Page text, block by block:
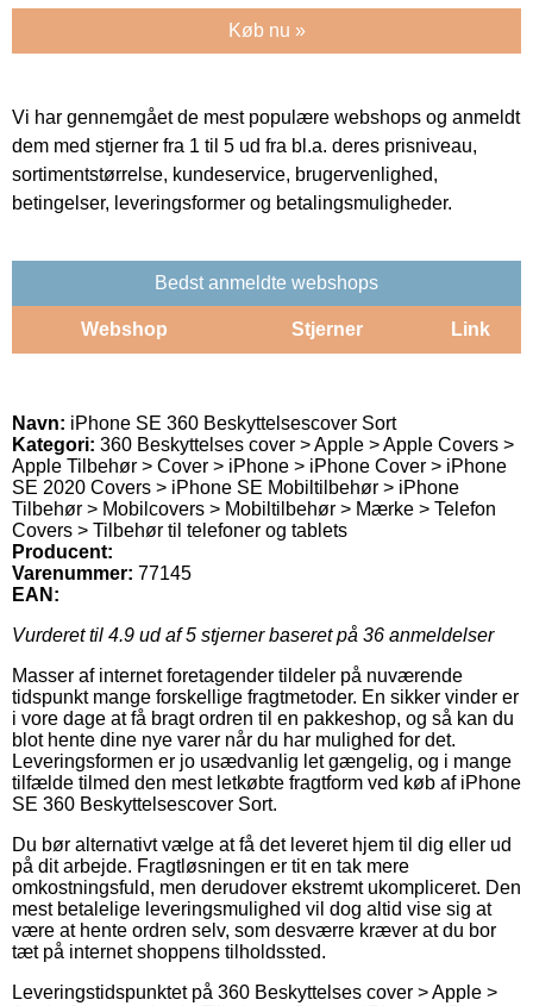
Køb nu »
Vi har gennemgået de mest populære webshops og anmeldt
dem med stjerner fra 1 til 5 ud fra bl.a. deres prisniveau,
sortimentstørrelse, kundeservice, brugervenlighed,
betingelser, leveringsformer og betalingsmuligheder.
Bedst anmeldte webshops
Webshop Stjerner Link
Navn: iPhone SE 360 Beskyttelsescover Sort
Kategori: 360 Beskyttelses cover > Apple > Apple Covers >
Apple Tilbehør > Cover > iPhone > iPhone Cover > iPhone
SE 2020 Covers > iPhone SE Mobiltilbehør > iPhone
Tilbehør > Mobilcovers > Mobiltilbehør > Mærke > Telefon
Covers > Tilbehør til telefoner og tablets
Producent:
Varenummer: 77145
EAN:
Vurderet til 4.9 ud af 5 stjerner baseret på 36 anmeldelser
Masser af internet foretagender tildeler på nuværende
tidspunkt mange forskellige fragtmetoder. En sikker vinder er
i vore dage at få bragt ordren til en pakkeshop, og så kan du
blot hente dine nye varer når du har mulighed for det.
Leveringsformen er jo usædvanlig let gængelig, og i mange
tilfælde tilmed den mest letkøbte fragtform ved køb af iPhone
SE 360 Beskyttelsescover Sort.
Du bør alternativt vælge at få det leveret hjem til dig eller ud
på dit arbejde. Fragtløsningen er tit en tak mere
omkostningsfuld, men derudover ekstremt ukompliceret. Den
mest betalelige leveringsmulighed vil dog altid vise sig at
være at hente ordren selv, som desværre kræver at du bor
tæt på internet shoppens tilholdssted.
Leveringstidspunktet på 360 Beskyttelses cover > Apple >